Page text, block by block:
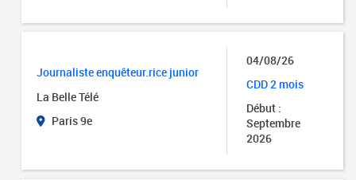
Journaliste enquêteur.rice junior
La Belle Télé
Paris 9e
04/08/26
CDD 2 mois
Début :
Septembre
2026